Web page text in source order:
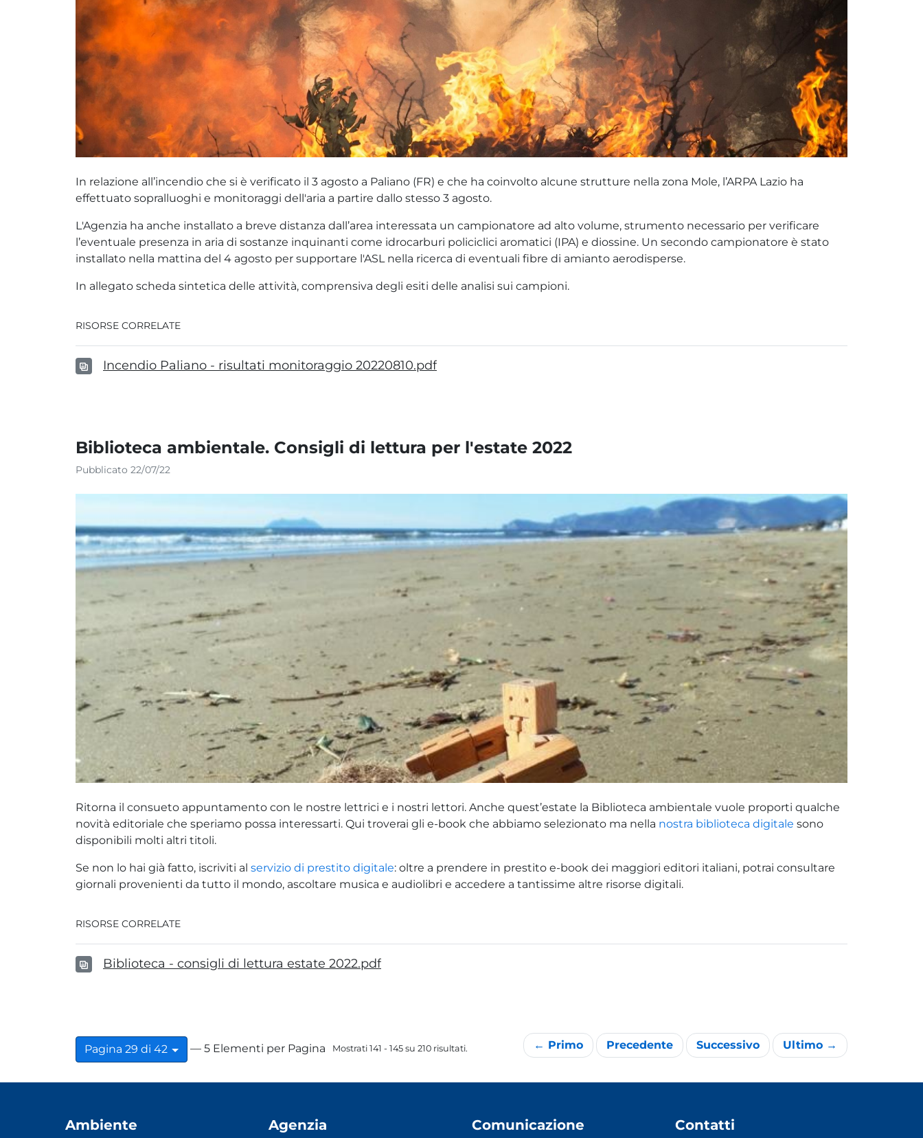
In relazione all’incendio che si è verificato il 3 agosto a Paliano (FR) e che ha coinvolto alcune strutture nella zona Mole, l’ARPA Lazio ha
effettuato sopralluoghi e monitoraggi dell'aria a partire dallo stesso 3 agosto.
L'Agenzia ha anche installato a breve distanza dall’area interessata un campionatore ad alto volume, strumento necessario per verificare
l’eventuale presenza in aria di sostanze inquinanti come idrocarburi policiclici aromatici (IPA) e diossine. Un secondo campionatore è stato
installato nella mattina del 4 agosto per supportare l'ASL nella ricerca di eventuali fibre di amianto aerodisperse.
In allegato scheda sintetica delle attività, comprensiva degli esiti delle analisi sui campioni.
RISORSE CORRELATE
Incendio Paliano - risultati monitoraggio 20220810.pdf
Biblioteca ambientale. Consigli di lettura per l'estate 2022
Pubblicato 22/07/22
Ritorna il consueto appuntamento con le nostre lettrici e i nostri lettori. Anche quest’estate la Biblioteca ambientale vuole proporti qualche
novità editoriale che speriamo possa interessarti. Qui troverai gli e-book che abbiamo selezionato ma nella nostra biblioteca digitale sono
disponibili molti altri titoli.
Se non lo hai già fatto, iscriviti al servizio di prestito digitale: oltre a prendere in prestito e-book dei maggiori editori italiani, potrai consultare
giornali provenienti da tutto il mondo, ascoltare musica e audiolibri e accedere a tantissime altre risorse digitali.
RISORSE CORRELATE
Biblioteca - consigli di lettura estate 2022.pdf
Pagina 29 di 42 — 5 Elementi per Pagina Mostrati 141 - 145 su 210 risultati. ← Primo Precedente Successivo Ultimo →
Ambiente Agenzia Comunicazione Contatti